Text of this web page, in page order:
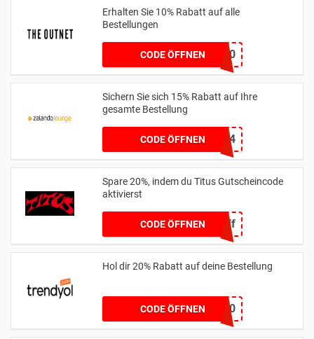
Erhalten Sie 10% Rabatt auf alle
Bestellungen
CODE ÖFFNEN
GIFTFORYOU10
Sichern Sie sich 15% Rabatt auf Ihre
gesamte Bestellung
CODE ÖFFNEN
EXTRA15JUNE24
Spare 20%, indem du Titus Gutscheincode
aktivierst
CODE ÖFFNEN 20off
Hol dir 20% Rabatt auf deine Bestellung
CODE ÖFFNENHELLO20